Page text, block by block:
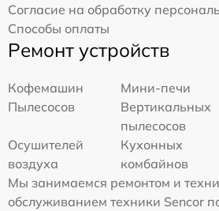
Согласие на обработку
Способы оплаты
Ремонт устройств
Кофемашин
Мини-печи
Пылесосов
Вертикальных
пылесосов
Осушителей
воздуха
Кухонных
комбайнов
Мы занимаемся ремонтом и
обслуживанием техники Sencor